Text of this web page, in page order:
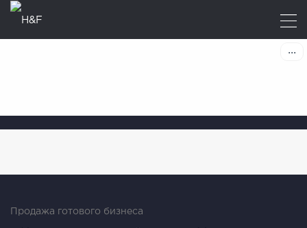
Продажа готового бизнеса